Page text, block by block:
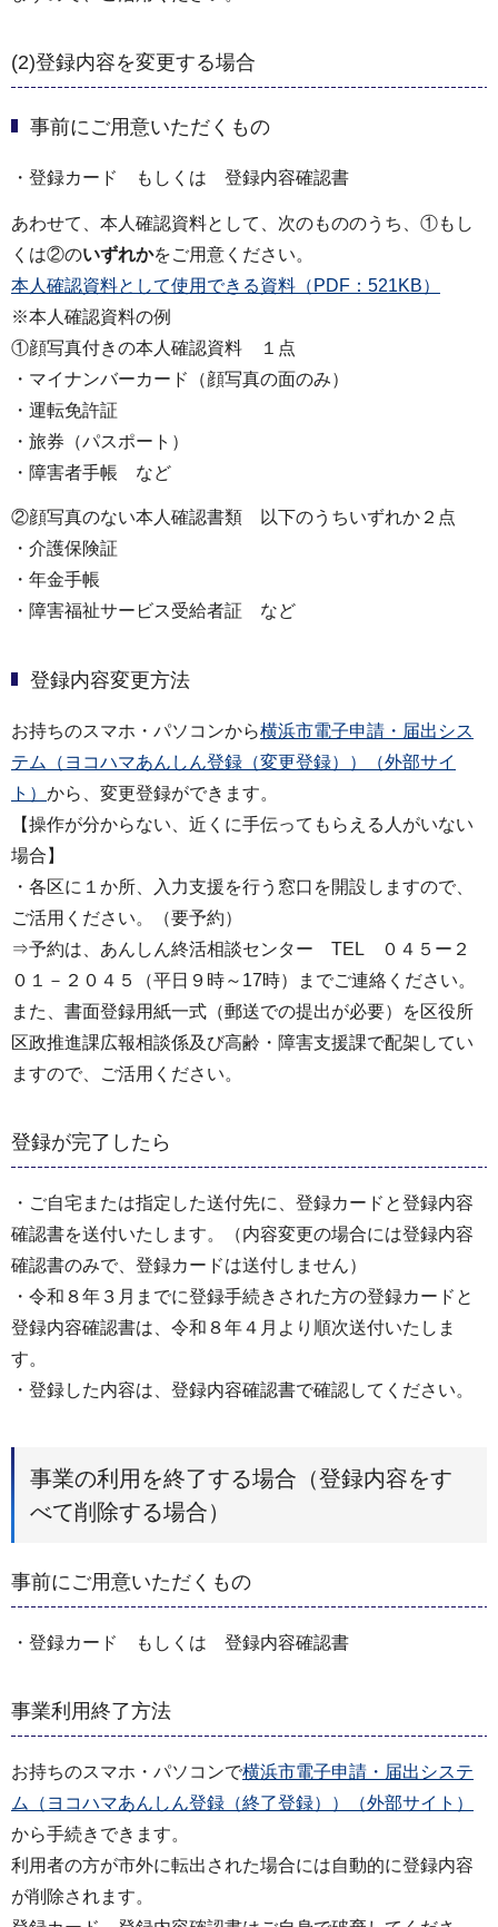
(2)登録内容を変更する場合
事前にご用意いただくもの
・登録カード もしくは 登録内容確認書
あわせて、本人確認資料として、次のもののうち、①もし
くは②のいずれかをご用意ください。
本人確認資料として使用できる資料（PDF：521KB）
※本人確認資料の例
①顔写真付きの本人確認資料 １点
・マイナンバーカード（顔写真の面のみ）
・運転免許証
・旅券（パスポート）
・障害者手帳 など
②顔写真のない本人確認書類 以下のうちいずれか２点
・介護保険証
・年金手帳
・障害福祉サービス受給者証 など
登録内容変更方法
お持ちのスマホ・パソコンから横浜市電子申請・届出シス
テム（ヨコハマあんしん登録（変更登録））（外部サイ
ト） から、変更登録ができます。
【操作が分からない、近くに手伝ってもらえる人がいない
場合】
・各区に１か所、入力支援を行う窓口を開設しますので、
ご活用ください。（要予約）
⇒予約は、あんしん終活相談センター TEL ０４５ー２
０１－２０４５（平日９時～17時）までご連絡ください。
また、書面登録用紙一式（郵送での提出が必要）を区役所
区政推進課広報相談係及び高齢・障害支援課で配架してい
ますので、ご活用ください。
登録が完了したら
・ご自宅または指定した送付先に、登録カードと登録内容
確認書を送付いたします。（内容変更の場合には登録内容
確認書のみで、登録カードは送付しません）
・令和８年３月までに登録手続きされた方の登録カードと
登録内容確認書は、令和８年４月より順次送付いたしま
す。
・登録した内容は、登録内容確認書で確認してください。
事業の利用を終了する場合（登録内容をす
べて削除する場合）
事前にご用意いただくもの
・登録カード もしくは 登録内容確認書
事業利用終了方法
お持ちのスマホ・パソコンで横浜市電子申請・届出システ
ム（ヨコハマあんしん登録（終了登録））（外部サイト）
から手続きできます。
利用者の方が市外に転出された場合には自動的に登録内容
が削除されます。